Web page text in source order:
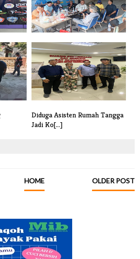
Banten
Deviden Anjlok Disorot,
Pemuda Tega[...]
Diduga Asisten Rumah Tangga
Jadi Ko[...]
OLDER POST
HOME